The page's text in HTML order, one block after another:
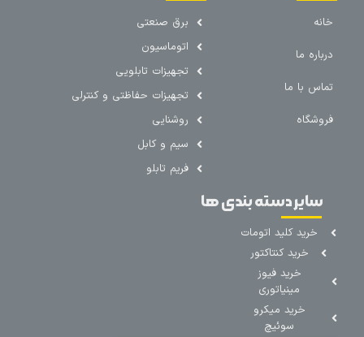
خانه
درباره ما
تماس با ما
فروشگاه
برق صنعتی
اتوماسیون
تجهیزات تابلویی
تجهیزات حفاظتی و کنترلی
روشنایی
سیم و کابل
فریم تابلو
سایر دسته بندی ها
خرید کلید اتومات
خرید کنتاکتور
خرید فیوز
مینیاتوری
خرید میکرو
سوئیچ